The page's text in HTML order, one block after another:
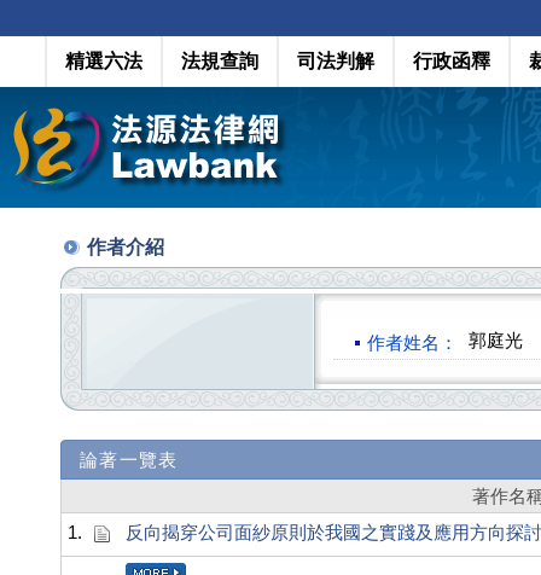
精選六法 法規查詢 司法判解 行政函釋
作者介紹
作者姓名： 郭庭光
論著一覽表
著作名
1.
反向揭穿公司面紗原則於我國之實踐及應用方向探